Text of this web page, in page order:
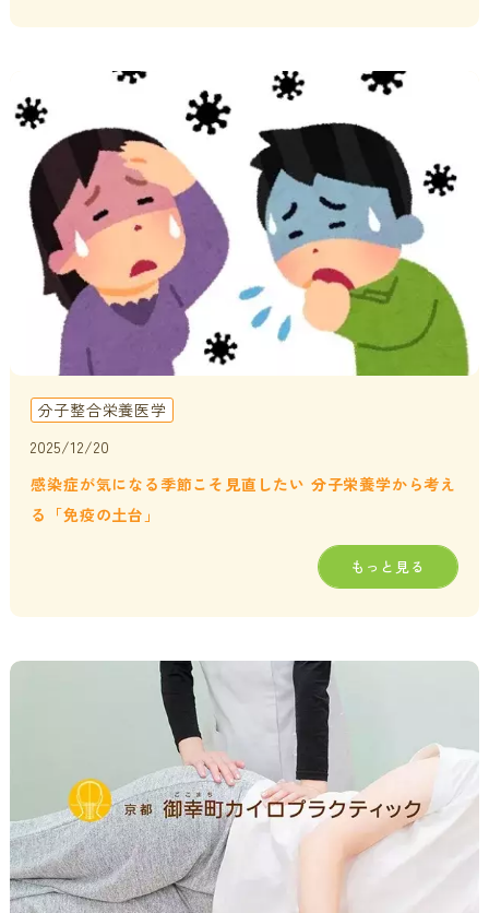
分子整合栄養医学
2025/12/20
感染症が気になる季節こそ見直したい 分子栄養学から考え
る「免疫の土台」
もっと見る